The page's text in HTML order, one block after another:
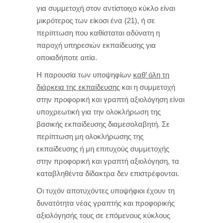
για συμμετοχή στον αντίστοιχο κύκλο είναι
μικρότερος των είκοσι ένα (21), ή σε
περίπτωση που καθίσταται αδύνατη η
παροχή υπηρεσιών εκπαίδευσης για
οποιαδήποτε αιτία.
Η παρουσία των υποψηφίων καθ’ όλη τη
διάρκεια της εκπαίδευσης και η συμμετοχή
στην προφορική και γραπτή αξιολόγηση είναι
υποχρεωτική για την ολοκλήρωση της
βασικής εκπαίδευσης διαμεσολαβητή. Σε
περίπτωση μη ολοκλήρωσης της
εκπαίδευσης ή μη επιτυχούς συμμετοχής
στην προφορική και γραπτή αξιολόγηση, τα
καταβληθέντα δίδακτρα δεν επιστρέφονται.
Οι τυχόν αποτυχόντες υποψήφιοι έχουν τη
δυνατότητα νέας γραπτής και προφορικής
αξιολόγησής τους σε επόμενους κύκλους